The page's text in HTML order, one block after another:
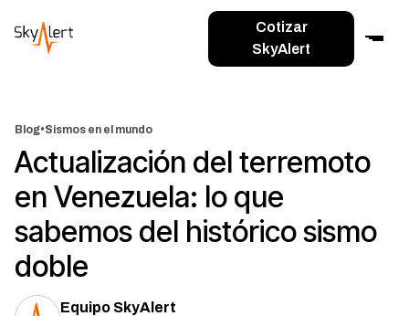
Cotizar
SkyAlert
Blog•Sismos en el mundo
Actualización del terremoto
en Venezuela: lo que
sabemos del histórico sismo
doble
Equipo SkyAlert